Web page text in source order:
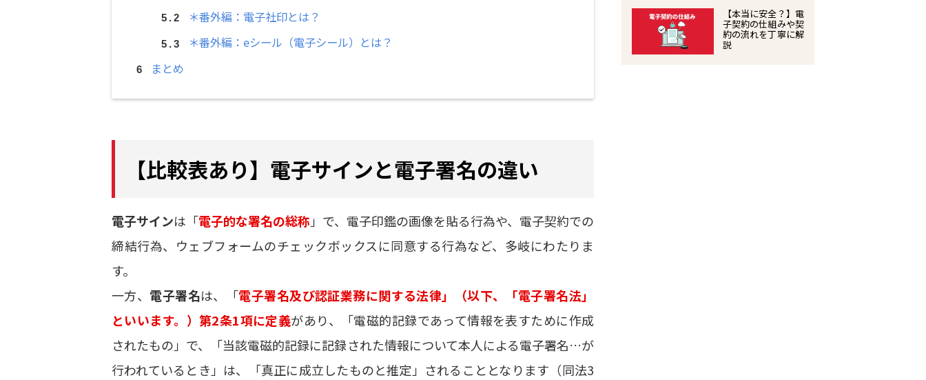
＊番外編：電子社印とは？
＊番外編：eシール（電子シール）とは？
まとめ
【比較表あり】電子サインと電子署名の違い
電子サインは「電子的な署名の総称」で、電子印鑑の画像を貼る行為や、電子契約での
締結行為、ウェブフォームのチェックボックスに同意する行為など、多岐にわたりま
す。
一方、 電子署名は、「電子署名及び認証業務に関する法律」（以下、「電子署名法」
といいます。）第2条1項に定義があり、「電磁的記録であって情報を表すために作成
されたもの」で、「当該電磁的記録に記録された情報について本人による電子署名…が
行われているとき」は、「真正に成立したものと推定」されることとなります（同法3
【本当に安全？】電
子契約の仕組みや契
約の流れを丁寧に解
説